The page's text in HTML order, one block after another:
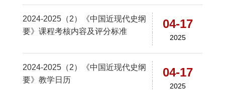
2024-2025（2）《中国近现代史纲
要》课程考核内容及评分标准
04-17
2025
2024-2025（2）《中国近现代史纲
要》教学日历
04-17
2025